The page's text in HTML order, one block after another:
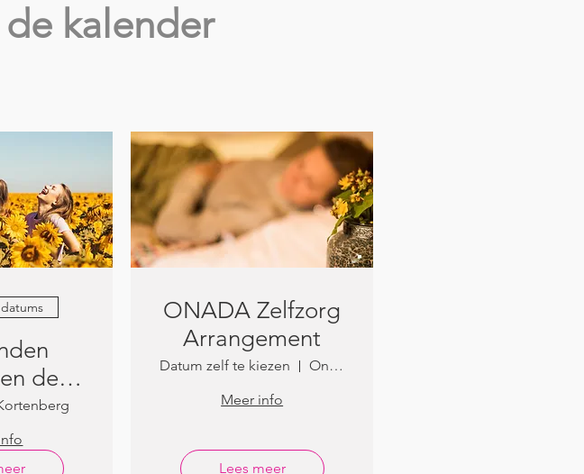
kalender
de
ONADA Zelfzorg
Arrangement
Datum zelf te kiezen
Onada
Meer info
Lees meer